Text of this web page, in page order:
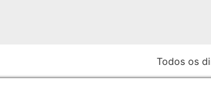
Todos os